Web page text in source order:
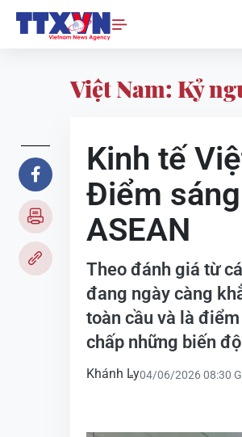
Việt Nam: Kỷ
Kinh tế
Điểm
ASEAN
Theo đánh giá từ
đang ngày càng
toàn cầu và là
chấp những biến
Khánh Ly04/06/2026 08:30